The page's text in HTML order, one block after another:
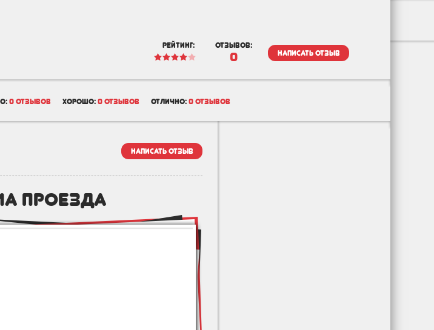
рейтинг: отзывов:
0 написать отзыв
0 отзывов хорошо: 0 отзывов отлично: 0 отзывов
написать отзыв
проезда